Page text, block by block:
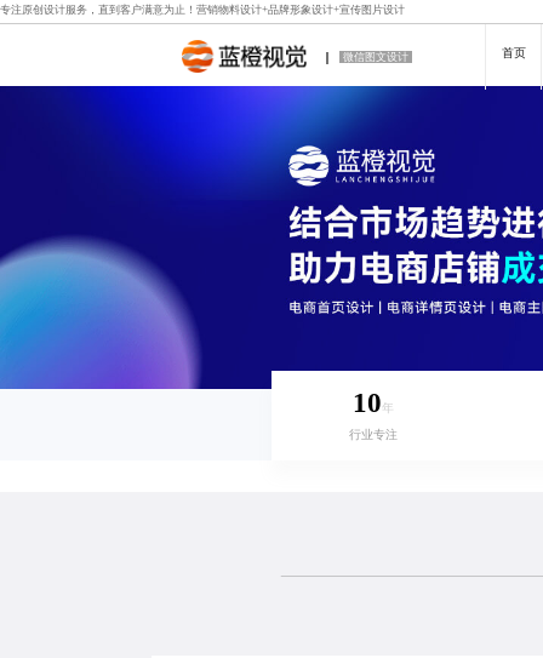
专注原创设计服务，直到客户满意为止！ 营销物料设计+品牌形象设计+宣传图片设计
微信图文设计 首页
10年
行业专注